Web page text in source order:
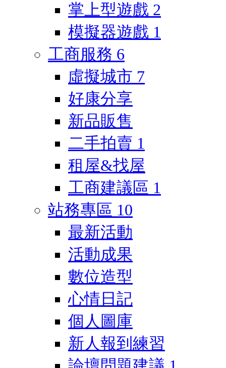
掌上型遊戲 2
模擬器遊戲 1
工商服務 6
虛擬城市 7
好康分享
新品販售
二手拍賣 1
租屋&找屋
工商建議區 1
站務專區 10
最新活動
活動成果
數位造型
心情日記
個人圖庫
新人報到練習